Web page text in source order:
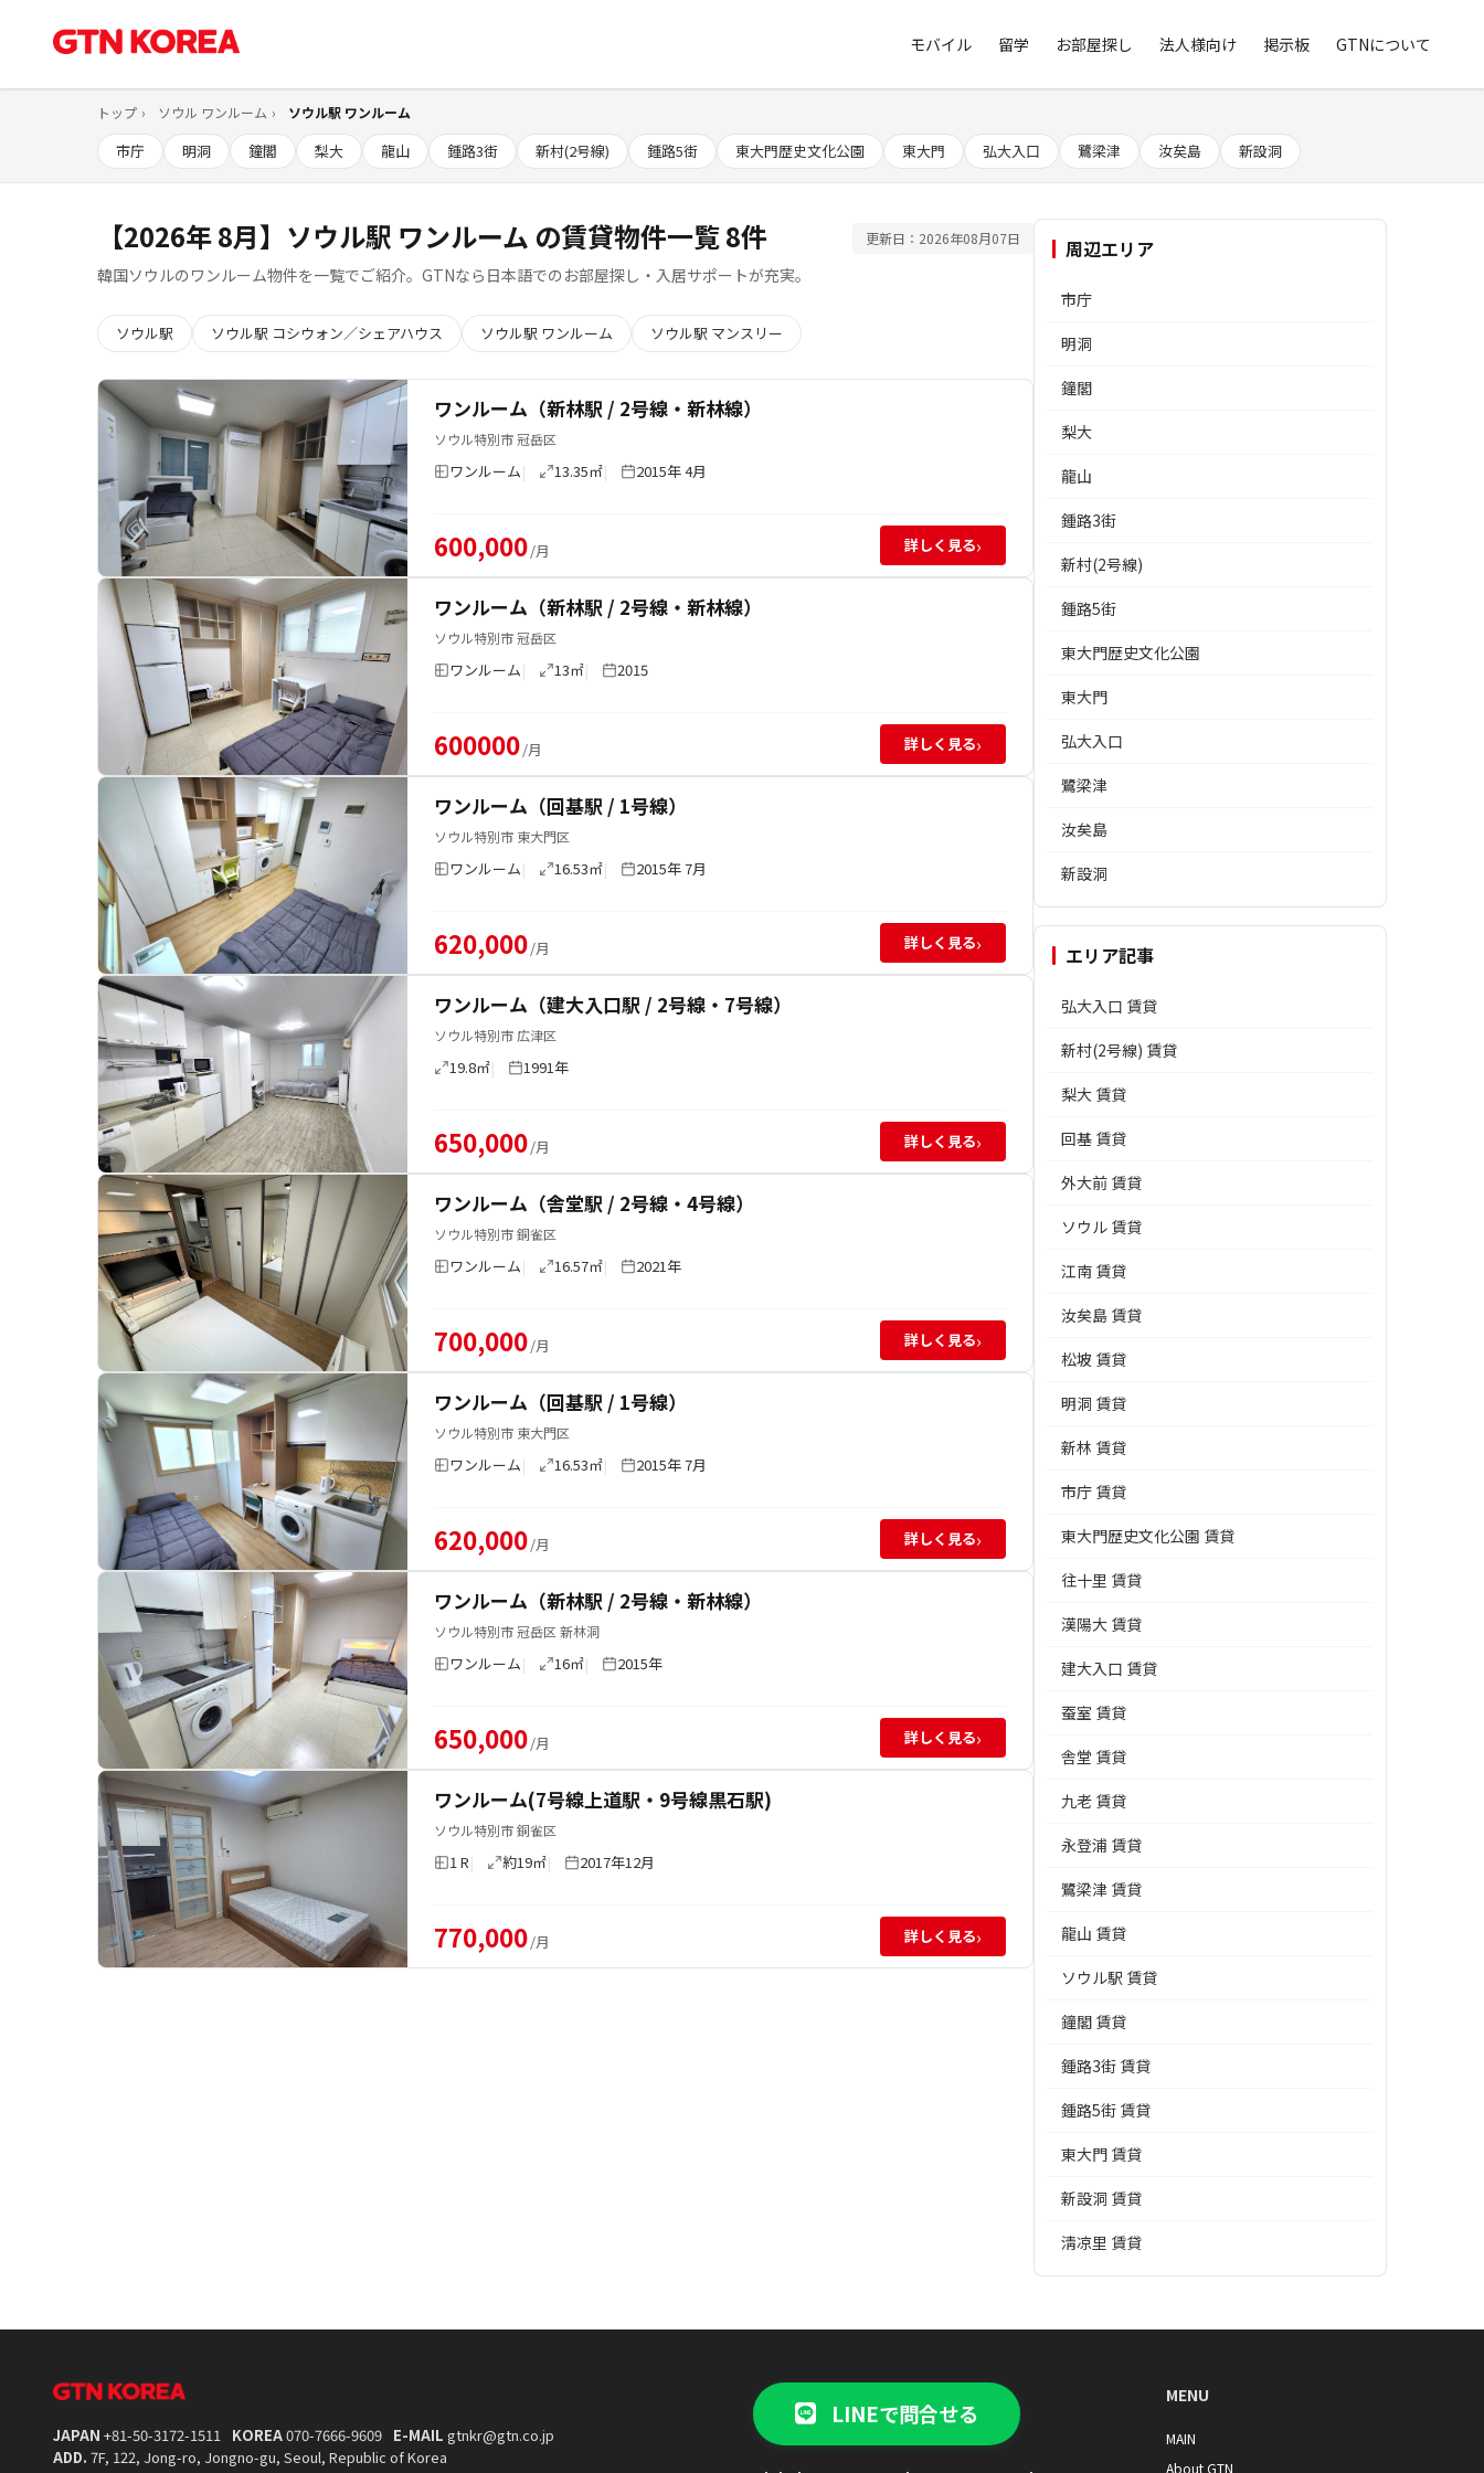
モバイル 留学 お部屋探し 法人様向け 掲示板 GTNについて
トップ ソウル ワンルーム ソウル駅 ワンルーム
市庁 明洞 鐘閣 梨大 龍山 鍾路3街 新村(2号線) 鍾路5街 東大門歴史文化公園 東大門 弘大入口 鷺梁津 汝矣島 新設洞
【2026年 8月】ソウル駅 ワンルーム の賃貸物件一覧 8件
韓国ソウルのワンルーム物件を一覧でご紹介。GTNなら日本語でのお部屋探し・入居サポートが充実。
更新日：2026年08月07日
ソウル駅 ソウル駅 コシウォン／シェアハウス ソウル駅 ワンルーム ソウル駅 マンスリー
ワンルーム（新林駅 / 2号線・新林線）
ソウル特別市 冠岳区
ワンルーム 13.35㎡ 2015年 4月
600,000/月 詳しく見る›
ワンルーム（新林駅 / 2号線・新林線）
ソウル特別市 冠岳区
ワンルーム 13㎡ 2015
600000/月 詳しく見る›
ワンルーム（回基駅 / 1号線）
ソウル特別市 東大門区
ワンルーム 16.53㎡ 2015年 7月
620,000/月 詳しく見る›
ワンルーム（建大入口駅 / 2号線・7号線）
ソウル特別市 広津区
19.8㎡ 1991年
650,000/月 詳しく見る›
ワンルーム（舎堂駅 / 2号線・4号線）
ソウル特別市 銅雀区
ワンルーム 16.57㎡ 2021年
700,000/月 詳しく見る›
ワンルーム（回基駅 / 1号線）
ソウル特別市 東大門区
ワンルーム 16.53㎡ 2015年 7月
620,000/月 詳しく見る›
ワンルーム（新林駅 / 2号線・新林線）
ソウル特別市 冠岳区 新林洞
ワンルーム 16㎡ 2015年
650,000/月 詳しく見る›
ワンルーム(7号線上道駅・9号線黒石駅)
ソウル特別市 銅雀区
1 R 約19㎡ 2017年12月
770,000/月 詳しく見る›
周辺エリア
市庁
明洞
鐘閣
梨大
龍山
鍾路3街
新村(2号線)
鍾路5街
東大門歴史文化公園
東大門
弘大入口
鷺梁津
汝矣島
新設洞
エリア記事
弘大入口 賃貸
新村(2号線) 賃貸
梨大 賃貸
回基 賃貸
外大前 賃貸
ソウル 賃貸
江南 賃貸
汝矣島 賃貸
松坡 賃貸
明洞 賃貸
新林 賃貸
市庁 賃貸
東大門歴史文化公園 賃貸
往十里 賃貸
漢陽大 賃貸
建大入口 賃貸
蚕室 賃貸
舎堂 賃貸
九老 賃貸
永登浦 賃貸
鷺梁津 賃貸
龍山 賃貸
ソウル駅 賃貸
鐘閣 賃貸
鍾路3街 賃貸
鍾路5街 賃貸
東大門 賃貸
新設洞 賃貸
淸凉里 賃貸
JAPAN +81-50-3172-1511 KOREA070-7666-9609 E-MAIL gtnkr@gtn.co.jp
ADD. 7F, 122, Jong-ro, Jongno-gu, Seoul, Republic of Korea
LINEで問合せる
MENU
MAIN
About GTN